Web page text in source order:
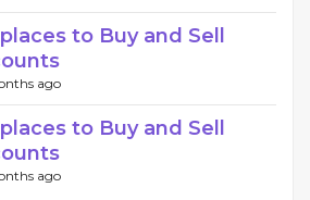
to Buy and Sell
ago
to Buy and Sell
ago